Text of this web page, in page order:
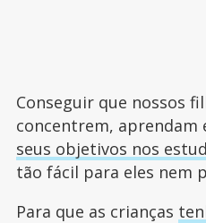
Conseguir que nossos
concentrem, aprendam
seus objetivos nos
tão fácil para eles nem
Para que as crianças